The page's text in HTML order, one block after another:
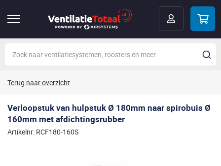
Terug naar overzicht
Verloopstuk van hulpstuk Ø 180mm naar spirobuis Ø
160mm met afdichtingsrubber
Artikelnr: RCF180-160S